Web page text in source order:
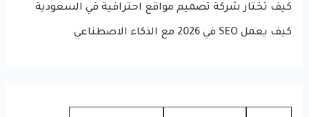
كيف تختار شركة تصميم مواقع احترافية في السعودية
كيف يعمل SEO في 2026 مع الذكاء الاصطناعي